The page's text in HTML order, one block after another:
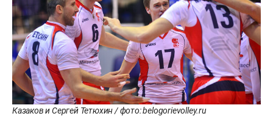
Казаков и Сергей Тетюхин / фото: belogorievolley.ru